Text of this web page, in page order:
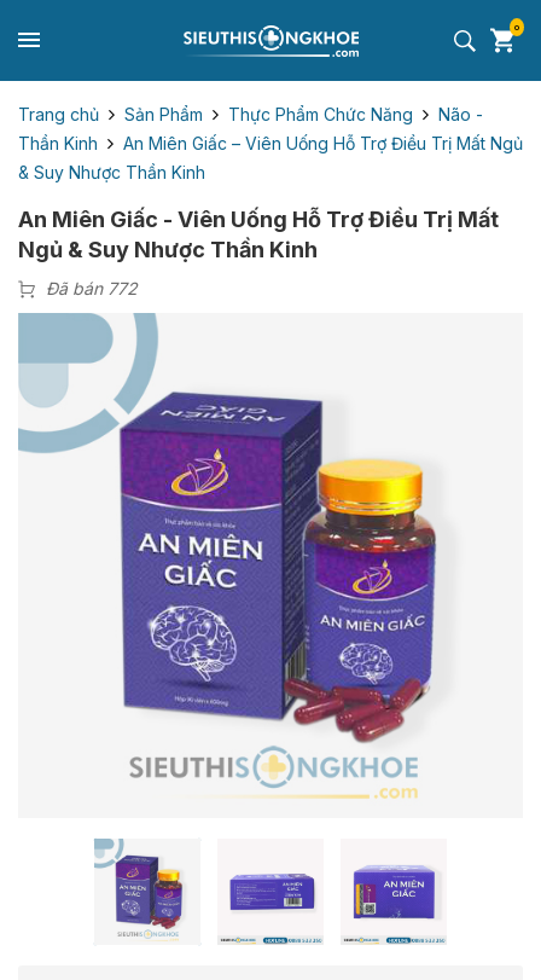
0
Trang chủ Sản Phẩm Thực Phẩm Chức Năng
Não -
Thần Kinh
An Miên Giấc – Viên Uống Hỗ Trợ Điều Trị Mất Ngủ
& Suy Nhược Thần Kinh
An Miên Giấc - Viên Uống Hỗ Trợ Điều Trị Mất
Ngủ & Suy Nhược Thần Kinh
Đã bán 772